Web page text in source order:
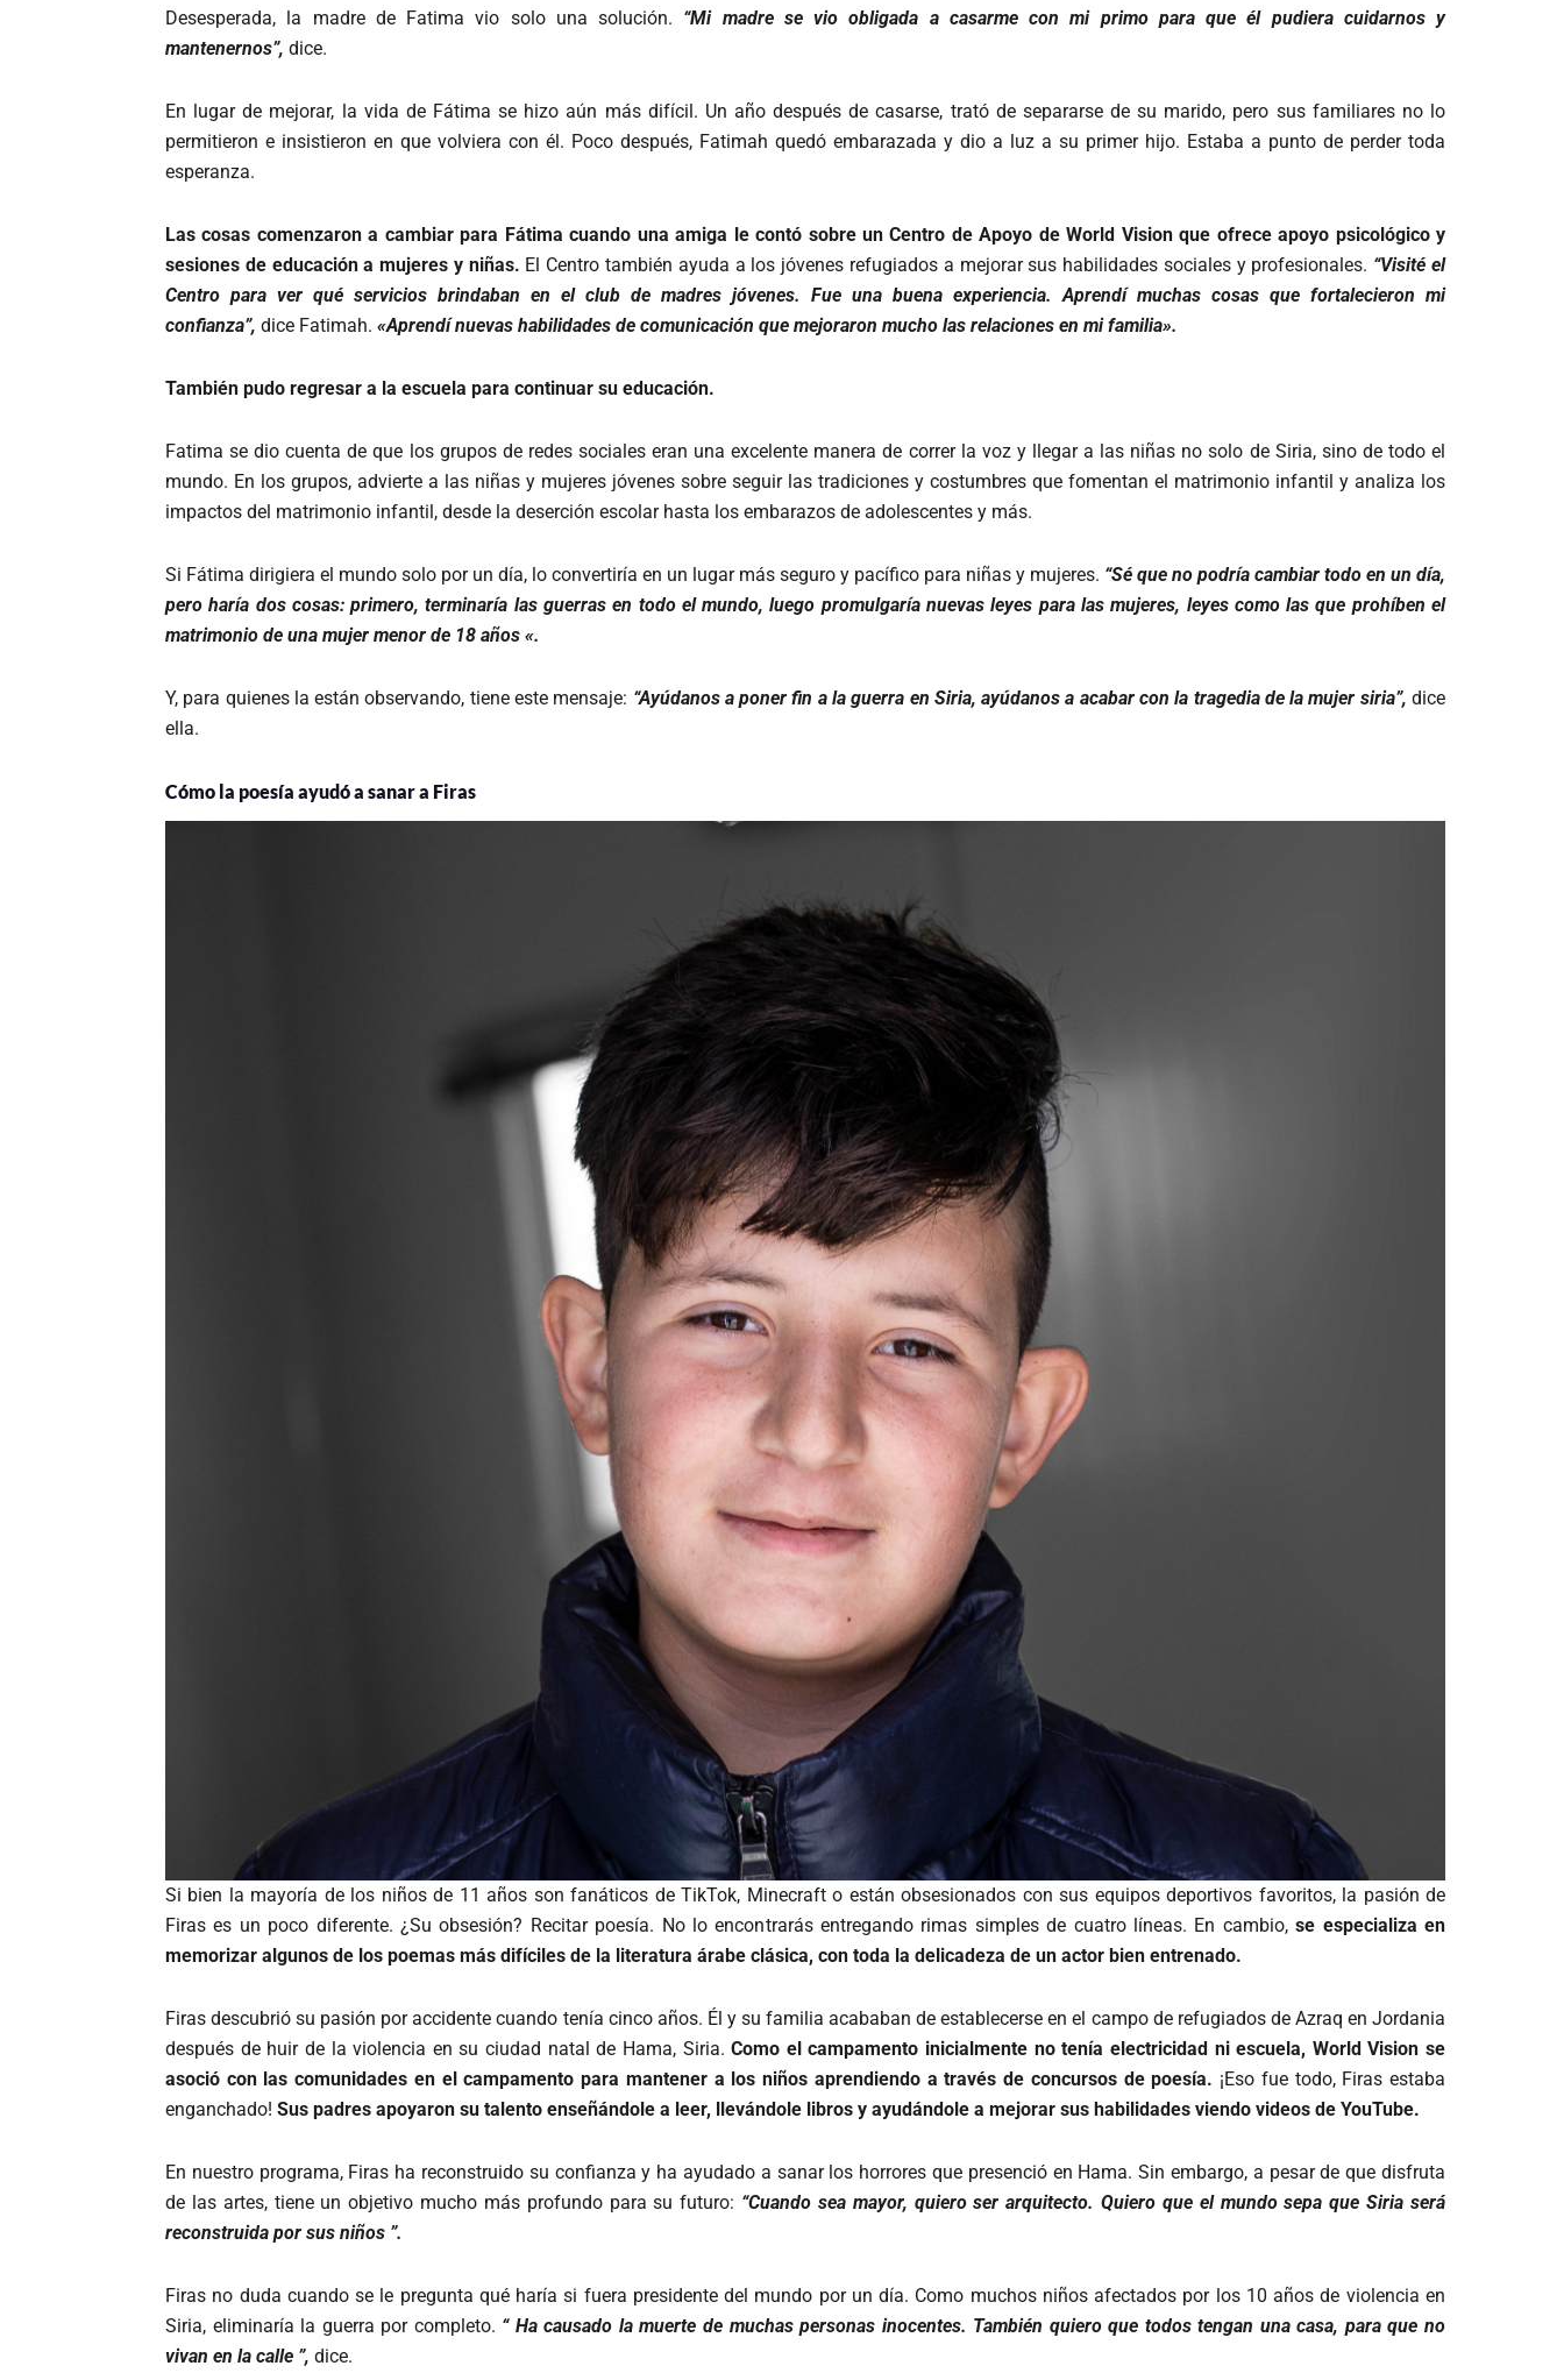
Desesperada, la madre de Fatima vio solo una solución. “Mi madre se vio obligada a casarme con mi primo para que él pudiera cuidarnos y
mantenernos”, dice.
En lugar de mejorar, la vida de Fátima se hizo aún más difícil. Un año después de casarse, trató de separarse de su marido, pero sus familiares no lo
permitieron e insistieron en que volviera con él. Poco después, Fatimah quedó embarazada y dio a luz a su primer hijo. Estaba a punto de perder toda
esperanza.
Las cosas comenzaron a cambiar para Fátima cuando una amiga le contó sobre un Centro de Apoyo de World Vision que ofrece apoyo psicológico y
sesiones de educación a mujeres y niñas. El Centro también ayuda a los jóvenes refugiados a mejorar sus habilidades sociales y profesionales. “Visité el
Centro para ver qué servicios brindaban en el club de madres jóvenes. Fue una buena experiencia. Aprendí muchas cosas que fortalecieron mi
confianza”, dice Fatimah. «Aprendí nuevas habilidades de comunicación que mejoraron mucho las relaciones en mi familia».
También pudo regresar a la escuela para continuar su educación.
Fatima se dio cuenta de que los grupos de redes sociales eran una excelente manera de correr la voz y llegar a las niñas no solo de Siria, sino de todo el
mundo. En los grupos, advierte a las niñas y mujeres jóvenes sobre seguir las tradiciones y costumbres que fomentan el matrimonio infantil y analiza los
impactos del matrimonio infantil, desde la deserción escolar hasta los embarazos de adolescentes y más.
Si Fátima dirigiera el mundo solo por un día, lo convertiría en un lugar más seguro y pacífico para niñas y mujeres. “Sé que no podría cambiar todo en un día,
pero haría dos cosas: primero, terminaría las guerras en todo el mundo, luego promulgaría nuevas leyes para las mujeres, leyes como las que prohíben el
matrimonio de una mujer menor de 18 años «.
Y, para quienes la están observando, tiene este mensaje: “Ayúdanos a poner fin a la guerra en Siria, ayúdanos a acabar con la tragedia de la mujer siria”,dice
ella.
Cómo la poesía ayudó a sanar a Firas
Si bien la mayoría de los niños de 11 años son fanáticos de TikTok, Minecraft o están obsesionados con sus equipos deportivos favoritos, la pasión de
Firas es un poco diferente. ¿Su obsesión? Recitar poesía. No lo encontrarás entregando rimas simples de cuatro líneas. En cambio,se especializa en
memorizar algunos de los poemas más difíciles de la literatura árabe clásica, con toda la delicadeza de un actor bien entrenado.
Firas descubrió su pasión por accidente cuando tenía cinco años. Él y su familia acababan de establecerse en el campo de refugiados de Azraq en Jordania
después de huir de la violencia en su ciudad natal de Hama, Siria.Como el campamento inicialmente no tenía electricidad ni escuela, World Vision se
asoció con las comunidades en el campamento para mantener a los niños aprendiendo a través de concursos de poesía. ¡Eso fue todo, Firas estaba
enganchado! Sus padres apoyaron su talento enseñándole a leer, llevándole libros y ayudándole a mejorar sus habilidades viendo videos de YouTube.
En nuestro programa, Firas ha reconstruido su confianza y ha ayudado a sanar los horrores que presenció en Hama. Sin embargo, a pesar de que disfruta
de las artes, tiene un objetivo mucho más profundo para su futuro: “Cuando sea mayor, quiero ser arquitecto. Quiero que el mundo sepa que Siria será
reconstruida por sus niños ”.
Firas no duda cuando se le pregunta qué haría si fuera presidente del mundo por un día. Como muchos niños afectados por los 10 años de violencia en
Siria, eliminaría la guerra por completo. “ Ha causado la muerte de muchas personas inocentes. También quiero que todos tengan una casa, para que no
vivan en la calle ”, dice.